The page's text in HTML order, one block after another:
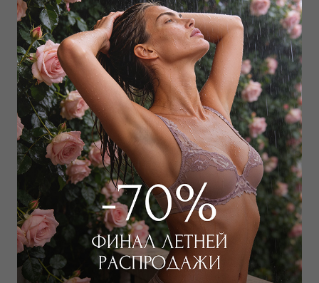
Трусы слип
6 000₽ 2 250₽
Выбрать размер
Трусы стринг
8 000₽ 4 950 ₽
Выбрать размер